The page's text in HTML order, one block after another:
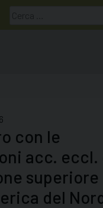
per:
con le
acc. eccl.
superiore
del